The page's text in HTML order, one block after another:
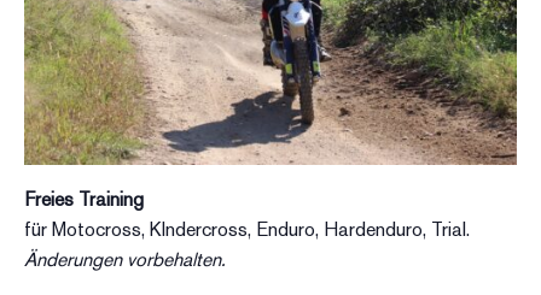
Freies Training
für Motocross, KIndercross, Enduro, Hardenduro, Trial.
Änderungen vorbehalten.